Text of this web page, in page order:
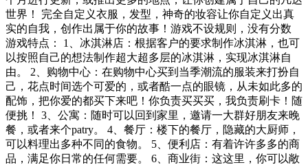
世界！ 完全自定义衣服，发型，神奇的妆容让你自定义出真
实的自我，创作出属于你的故事！游戏不设规则，没有分数
游戏特点： 1、冰淇淋店：根据客户的要求制作冰淇淋，也可
以按照自己的想法制作超大超多层的冰淇淋，实现冰淇淋自
由。 2、购物中心：在购物中心买到当季潮流的服装来打扮自
己，花点时间选个可爱的，或者酷一点的眼镜，从未如此多的
配饰，把你爱的都买下来吧！你负责买买买，我负责刷卡！随
便挑！ 3、公寓：随时可以回到家里，邀请一大群好朋友来晚
餐，或者来个patry。 4、餐厅：楼下的餐厅，隐藏的大厨师，
可以料理出多种不同的食物。 5、便利店：有着许许多多的商
品，满足你日常的任何需要。 6、商业街：这这里，你可以敞